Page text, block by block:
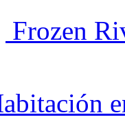
Frozen